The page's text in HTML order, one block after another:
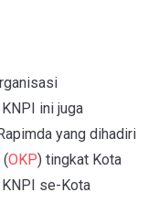
ini juga
yang dihadiri
(OKP) tingkat Kota
KNPI se-Kota